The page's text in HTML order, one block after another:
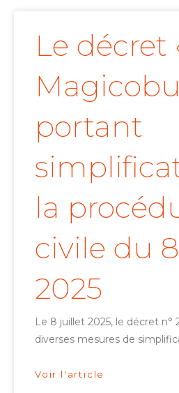
Le décret
portant
la
civile du
2025
Le 8 juillet 2025, le décret n°
diverses mesures de
Voir l'article